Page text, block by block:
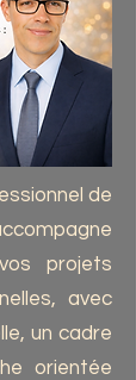
de
projets
avec
un cadre
orientée